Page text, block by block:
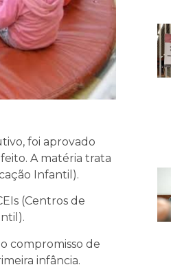
foi aprovado
A matéria trata
Infantil).
(Centros de
compromisso de
infância.